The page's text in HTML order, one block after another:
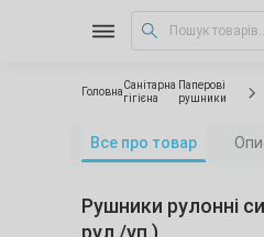
Головна
Санітарна
гігієна
Паперові
рушники
Все про товар
Рушники рулонні
рул./уп.)